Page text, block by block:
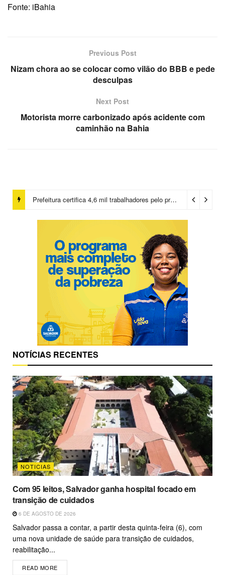
Fonte: iBahia
Previous Post
Nizam chora ao se colocar como vilão do BBB e pede
desculpas
Next Post
Motorista morre carbonizado após acidente com
caminhão na Bahia
Prefeitura certifica 4,6 mil trabalhadores pelo programa Treinar para Empregar e realiza Feirão de Empregabilidade
NOTÍCIAS RECENTES
NOTICIAS
Com 95 leitos, Salvador ganha hospital focado em
transição de cuidados
6 DE AGOSTO DE 2026
Salvador passa a contar, a partir desta quinta-feira (6), com
uma nova unidade de saúde para transição de cuidados,
reabilitação...
READ MORE